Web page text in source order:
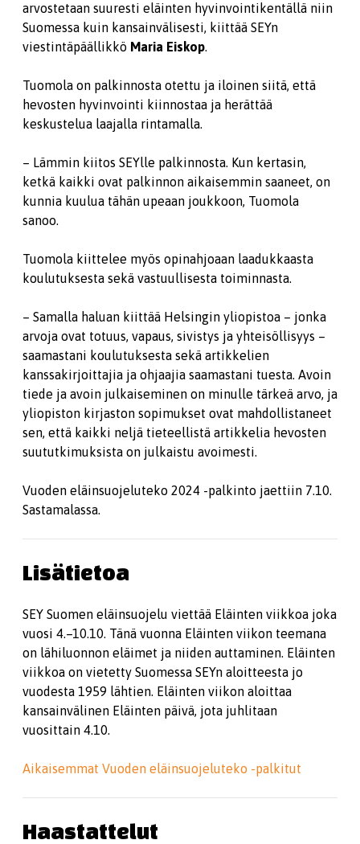
arvostetaan suuresti eläinten hyvinvointikentällä niin
Suomessa kuin kansainvälisesti, kiittää SEYn
viestintäpäällikkö Maria Eiskop.
Tuomola on palkinnosta otettu ja iloinen siitä, että
hevosten hyvinvointi kiinnostaa ja herättää
keskustelua laajalla rintamalla.
– Lämmin kiitos SEYlle palkinnosta. Kun kertasin,
ketkä kaikki ovat palkinnon aikaisemmin saaneet, on
kunnia kuulua tähän upeaan joukkoon, Tuomola
sanoo.
Tuomola kiittelee myös opinahjoaan laadukkaasta
koulutuksesta sekä vastuullisesta toiminnasta.
– Samalla haluan kiittää Helsingin yliopistoa – jonka
arvoja ovat totuus, vapaus, sivistys ja yhteisöllisyys –
saamastani koulutuksesta sekä artikkelien
kanssakirjoittajia ja ohjaajia saamastani tuesta. Avoin
tiede ja avoin julkaiseminen on minulle tärkeä arvo, ja
yliopiston kirjaston sopimukset ovat mahdollistaneet
sen, että kaikki neljä tieteellistä artikkelia hevosten
suututkimuksista on julkaistu avoimesti.
Vuoden eläinsuojeluteko 2024 -palkinto jaettiin 7.10.
Sastamalassa.
Lisätietoa
SEY Suomen eläinsuojelu viettää Eläinten viikkoa joka
vuosi 4.–10.10. Tänä vuonna Eläinten viikon teemana
on lähiluonnon eläimet ja niiden auttaminen. Eläinten
viikkoa on vietetty Suomessa SEYn aloitteesta jo
vuodesta 1959 lähtien. Eläinten viikon aloittaa
kansainvälinen Eläinten päivä, jota juhlitaan
vuosittain 4.10.
Aikaisemmat Vuoden eläinsuojeluteko -palkitut
Haastattelut